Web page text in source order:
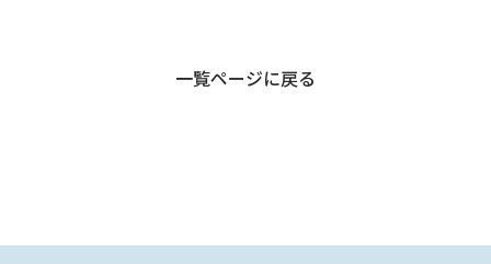
一覧ページに戻る